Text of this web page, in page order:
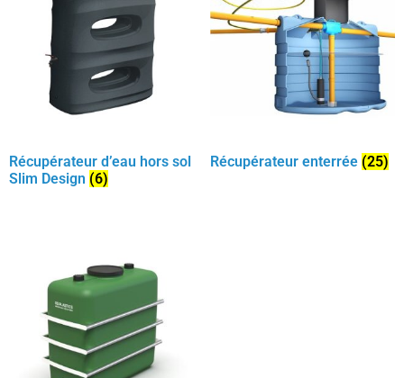
Récupérateur d’eau hors sol
Slim Design (6)
Récupérateur enterrée (25)